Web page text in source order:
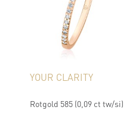
YOUR CLARITY
Rotgold 585 (0,09 ct tw/si)